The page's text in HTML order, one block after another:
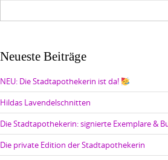
Neueste Beiträge
NEU: Die Stadtapothekerin ist da!
Hildas Lavendelschnitten
Die Stadtapothekerin: signierte Exemplare &
Die private Edition der Stadtapothekerin